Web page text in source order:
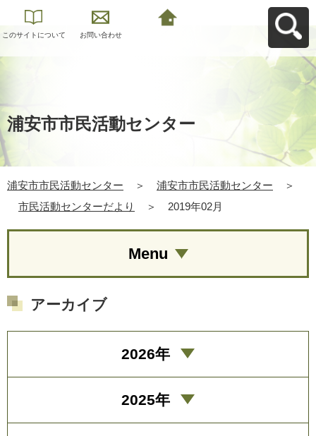
このサイトについて お問い合わせ
浦安市市民活動センター
浦安市市民活動センター ＞ 浦安市市民活動センター
＞
市民活動センターだより
＞ 2019年02月
Menu
アーカイブ
2026年
2025年